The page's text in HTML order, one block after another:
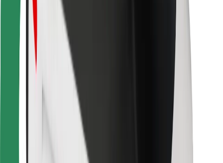
Bolt Food
Za lastnike voznih parkov
Za restavracije
Bolt za podjetja
Dobavitelji
Pogoji poslovanja